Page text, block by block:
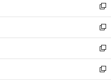
く
で
開
く
ィ
ン
ド
ウ
で
開
く
い
ウ
ィ
ン
ド
ウ
で
新
し
い
ウ
ィ
ン
ド
新
し
い
ウ
ィ
新
し
い
新